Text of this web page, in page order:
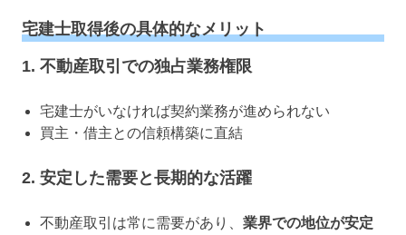
宅建士取得後の具体的なメリット
1. 不動産取引での独占業務権限
宅建士がいなければ契約業務が進められない
買主・借主との信頼構築に直結
2. 安定した需要と長期的な活躍
不動産取引は常に需要があり、 業界での地位が安定